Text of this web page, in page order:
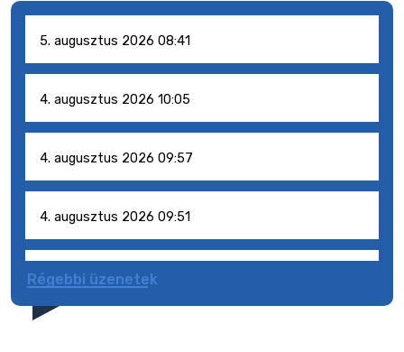
5. augusztus 2026 08:41
4. augusztus 2026 10:05
4. augusztus 2026 09:57
4. augusztus 2026 09:51
4. augusztus 2026 09:48
Régebbi üzenetek